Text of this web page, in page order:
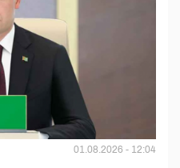
01.08.2026 - 12:04